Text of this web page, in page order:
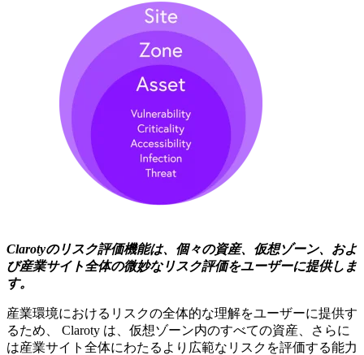
Clarotyのリスク評価機能は、個々の資産、仮想ゾーン、およ
び産業サイト全体の微妙なリスク評価をユーザーに提供しま
す。
産業環境におけるリスクの全体的な理解をユーザーに提供す
るため、 Claroty は、仮想ゾーン内のすべての資産、さらに
は産業サイト全体にわたるより広範なリスクを評価する能力